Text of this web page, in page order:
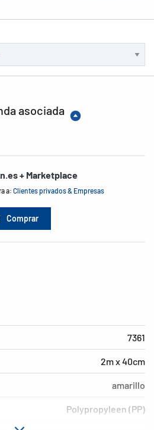
asociada
+ Marketplace
a:Clientes privados & Empresas
Comprar
7361
2m x 40cm
amarillo
Polypropyleen (PP)